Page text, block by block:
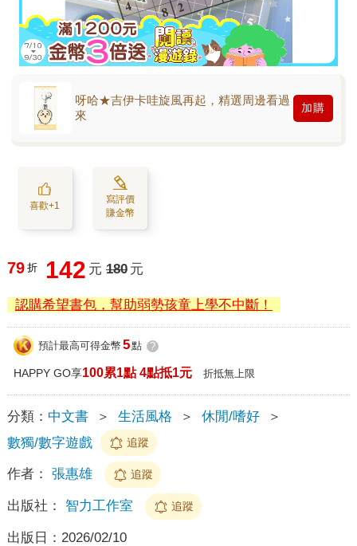
呀哈★吉伊卡哇旋風再起，精選周邊看過
來
加購
喜歡+1
寫評價
賺金幣
79 折 142 元 180 元
認購希望書包，幫助弱勢孩童上學不中斷！
預計最高可得金幣 5點 ?
HAPPY GO享100累1點 4點抵1元 折抵無上限
分類： 中文書 ＞ 生活風格 ＞ 休閒/嗜好
＞
數獨/數字遊戲
追蹤
作者： 張惠雄 追蹤
出版社： 智力工作室 追蹤
出版日： 2026/02/10